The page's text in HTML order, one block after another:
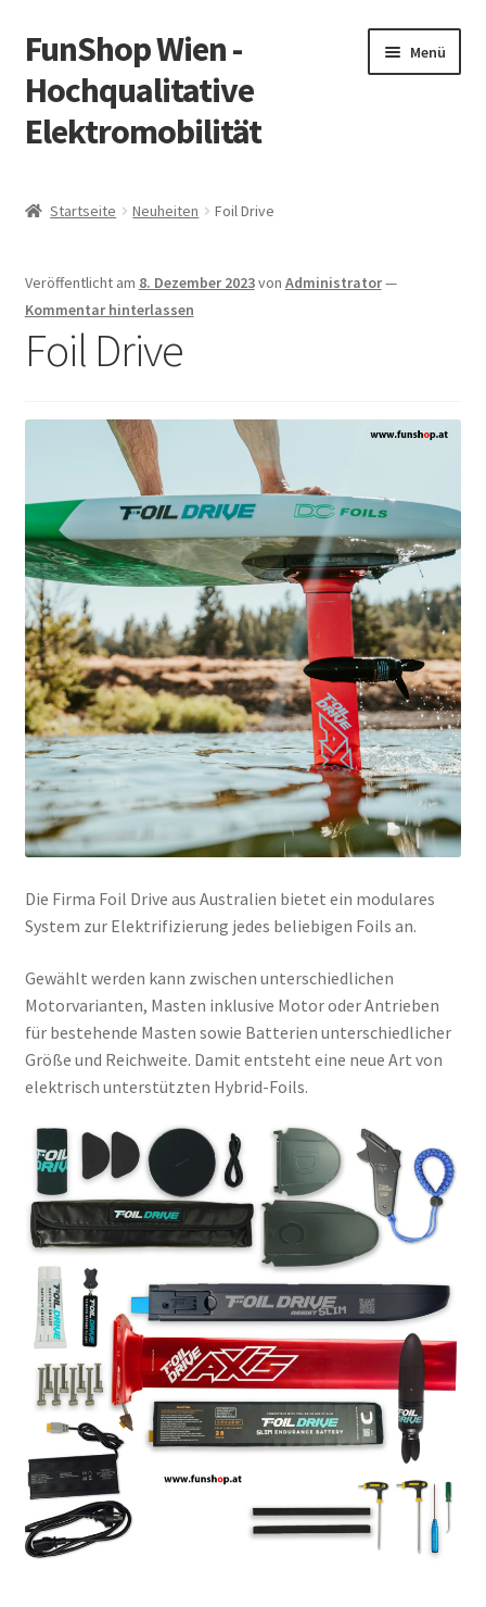
Zur
Navigation
springen
Zum
Inhalt
springen
FunShop Wien -
Hochqualitative
Elektromobilität
Menü
Vorsicht Internetbetrug
Über FunShop
Zum Onlineshop in der Web Version
Startseite Neuheiten Foil Drive
Veröffentlicht am 8. Dezember 2023von Administrator—
Kommentar hinterlassen
Foil Drive
Die Firma Foil Drive aus Australien bietet ein modulares
System zur Elektrifizierung jedes beliebigen Foils an.
Gewählt werden kann zwischen unterschiedlichen
Motorvarianten, Masten inklusive Motor oder Antrieben
für bestehende Masten sowie Batterien unterschiedlicher
Größe und Reichweite. Damit entsteht eine neue Art von
elektrisch unterstützten Hybrid-Foils.